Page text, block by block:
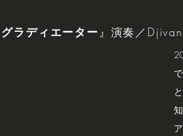
グラディエーター』演奏／